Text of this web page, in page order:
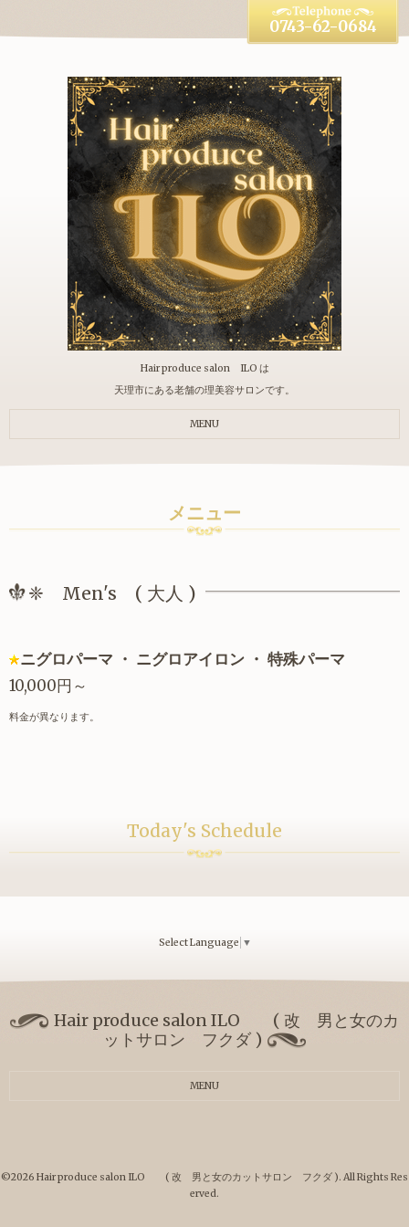
Hair produce salon ILO は
天理市にある老舗の理美容サロンです。
0743-62-0684
MENU
メニュー
❈ Men's ( 大人 )
ニグロパーマ ・ ニグロアイロン ・ 特殊パーマ
10,000円～
料金が異なります。
Today's Schedule
Select Language ▼
Hair produce salon ILO ( 改 男と女のカ
ットサロン フクダ )
MENU
©2026 Hair produce salon ILO ( 改 男と女のカットサロン フクダ ). All Rights Res
erved.